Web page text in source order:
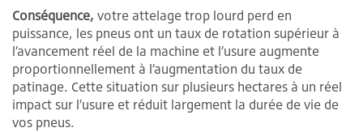
Conséquence, votre attelage trop lourd perd en
puissance, les pneus ont un taux de rotation supérieur à
l’avancement réel de la machine et l’usure augmente
proportionnellement à l’augmentation du taux de
patinage. Cette situation sur plusieurs hectares à un réel
impact sur l’usure et réduit largement la durée de vie de
vos pneus.